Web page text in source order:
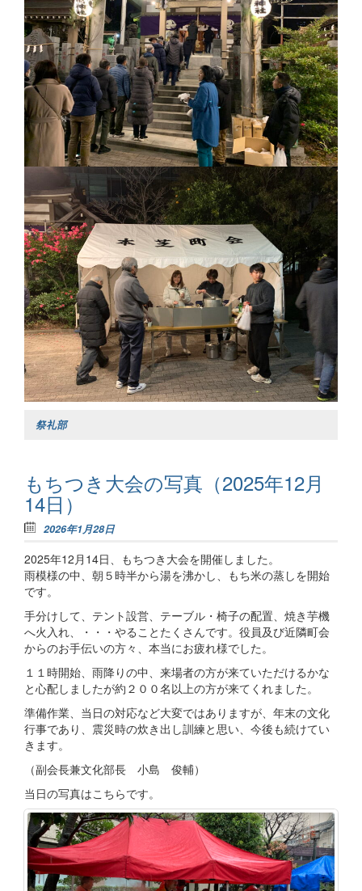
祭礼部
もちつき大会の写真（2025年12月
14日）
2026年1月28日
2025年12月14日、もちつき大会を開催しました。
雨模様の中、朝５時半から湯を沸かし、もち米の蒸しを開始
です。
手分けして、テント設営、テーブル・椅子の配置、焼き芋機
へ火入れ、・・・やることたくさんです。役員及び近隣町会
からのお手伝いの方々、本当にお疲れ様でした。
１１時開始、雨降りの中、来場者の方が来ていただけるかな
と心配しましたが約２００名以上の方が来てくれました。
準備作業、当日の対応など大変ではありますが、年末の文化
行事であり、震災時の炊き出し訓練と思い、今後も続けてい
きます。
（副会長兼文化部長 小島 俊輔）
当日の写真はこちらです。